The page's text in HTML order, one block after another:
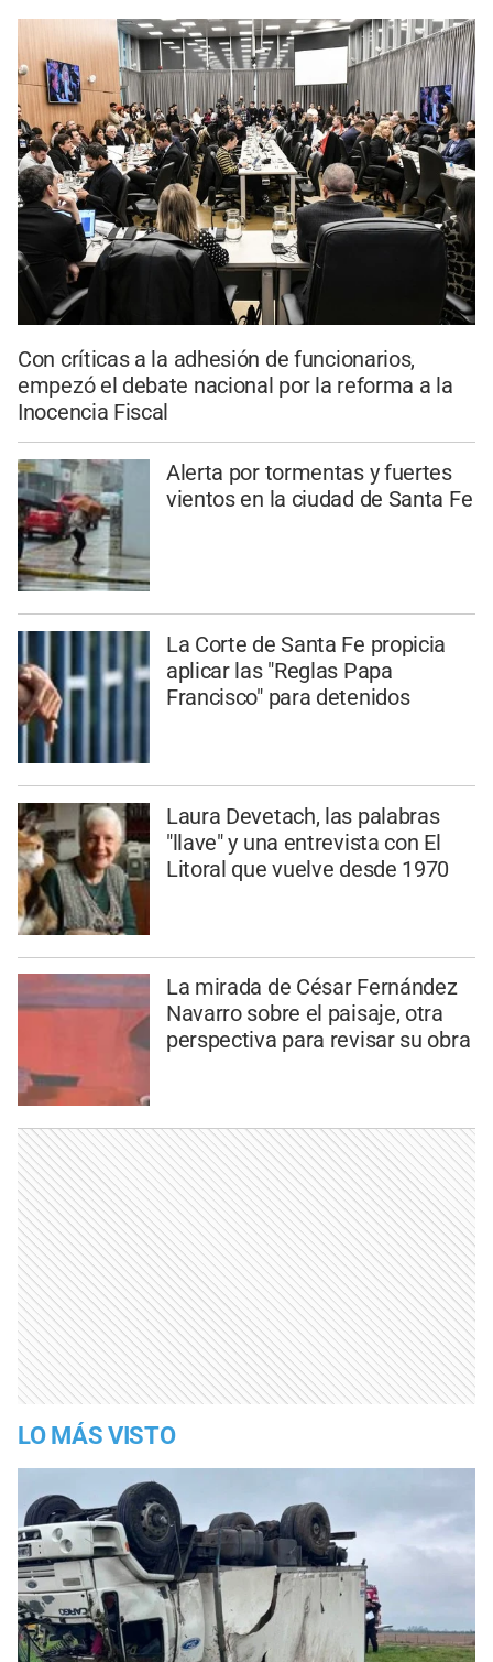
Con críticas a la adhesión de funcionarios,
empezó el debate nacional por la reforma a la
Inocencia Fiscal
Alerta por tormentas y fuertes
vientos en la ciudad de Santa Fe
La Corte de Santa Fe propicia
aplicar las "Reglas Papa
Francisco" para detenidos
Laura Devetach, las palabras
"llave" y una entrevista con El
Litoral que vuelve desde 1970
La mirada de César Fernández
Navarro sobre el paisaje, otra
perspectiva para revisar su obra
LO MÁS VISTO